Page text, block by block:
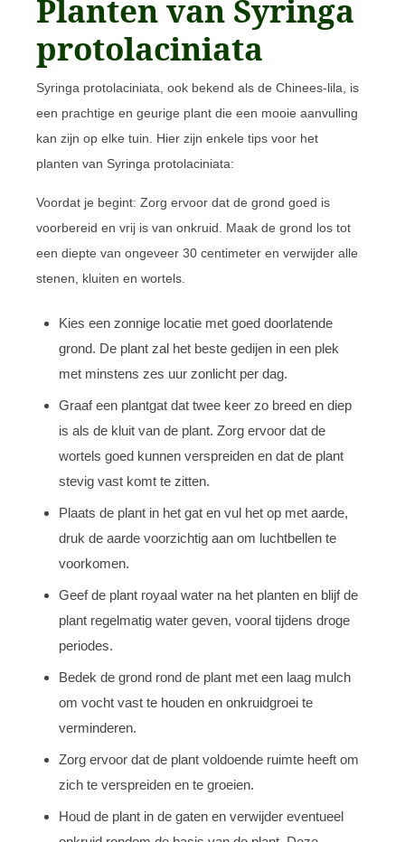
Planten van Syringa
protolaciniata
Syringa protolaciniata, ook bekend als de Chinees-lila, is
een prachtige en geurige plant die een mooie aanvulling
kan zijn op elke tuin. Hier zijn enkele tips voor het
planten van Syringa protolaciniata:
Voordat je begint: Zorg ervoor dat de grond goed is
voorbereid en vrij is van onkruid. Maak de grond los tot
een diepte van ongeveer 30 centimeter en verwijder alle
stenen, kluiten en wortels.
Kies een zonnige locatie met goed doorlatende
grond. De plant zal het beste gedijen in een plek
met minstens zes uur zonlicht per dag.
Graaf een plantgat dat twee keer zo breed en diep
is als de kluit van de plant. Zorg ervoor dat de
wortels goed kunnen verspreiden en dat de plant
stevig vast komt te zitten.
Plaats de plant in het gat en vul het op met aarde,
druk de aarde voorzichtig aan om luchtbellen te
voorkomen.
Geef de plant royaal water na het planten en blijf de
plant regelmatig water geven, vooral tijdens droge
periodes.
Bedek de grond rond de plant met een laag mulch
om vocht vast te houden en onkruidgroei te
verminderen.
Zorg ervoor dat de plant voldoende ruimte heeft om
zich te verspreiden en te groeien.
Houd de plant in de gaten en verwijder eventueel